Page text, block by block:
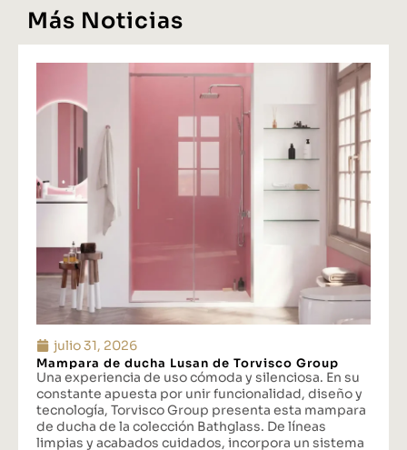
Más Noticias
julio 31, 2026
Mampara de ducha Lusan de Torvisco Group
Una experiencia de uso cómoda y silenciosa. En su
constante apuesta por unir funcionalidad, diseño y
tecnología, Torvisco Group presenta esta mampara
de ducha de la colección Bathglass. De líneas
limpias y acabados cuidados, incorpora un sistema